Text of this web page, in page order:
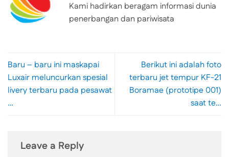
Kami hadirkan beragam informasi dunia
penerbangan dan pariwisata
Baru – baru ini maskapai
Luxair meluncurkan spesial
livery terbaru pada pesawat
…
Berikut ini adalah foto
terbaru jet tempur KF-21
Boramae (prototipe 001)
saat te…
Leave a Reply